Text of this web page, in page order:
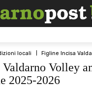
locali Figline Incisa
Valdarno Volley
2025-2026